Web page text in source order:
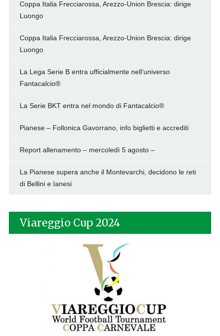
Coppa Italia Frecciarossa, Arezzo-Union Brescia: dirige
Luongo
Coppa Italia Frecciarossa, Arezzo-Union Brescia: dirige
Luongo
La Lega Serie B entra ufficialmente nell’universo
Fantacalcio®
La Serie BKT entra nel mondo di Fantacalcio®
Pianese – Follonica Gavorrano, info biglietti e accrediti
Report allenamento – mercoledì 5 agosto –
La Pianese supera anche il Montevarchi, decidono le reti
di Bellini e Ianesi
Viareggio Cup 2024